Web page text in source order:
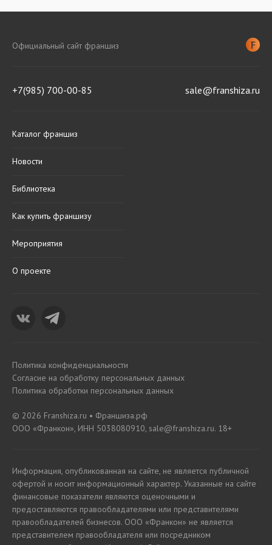
Официальный сайт франшиз
+7(985) 700-00-85 sale@franshiza.ru
Каталог франшиз
Новости
Библиотека
Как купить франшизу
Мероприятия
О проекте
Политика конфиденциальности
Согласие на обработку персональных данных
Политика обработки персональных данных
© 2026 Franshiza.ru • Франшиза.рф
ООО «Франкон», ИНН 5038080910, sale@franshiza.ru. 18+
Информация, опубликованная на сайте, не является публичной
офертой и носит информационный характер. Указанные на сайте
финансовые показатели являются оценочными и
предоставляются правообладателями или представителями
правообладателей бизнесов. ООО «Франкон» не является
представителем правообладателя или посредником